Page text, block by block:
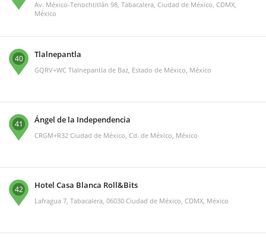
Av. México-Tenochtitlán 98, Tabacalera, Ciudad de México, CDMX,
México
40 Tlalnepantla
GQRV+WC Tlalnepantla de Baz, Estado de México, México
41 Ángel de la Independencia
CRGM+R32 Ciudad de México, Cd. de México, México
42 Hotel Casa Blanca Roll&Bits
Lafragua 7, Tabacalera, 06030 Ciudad de México, CDMX, México